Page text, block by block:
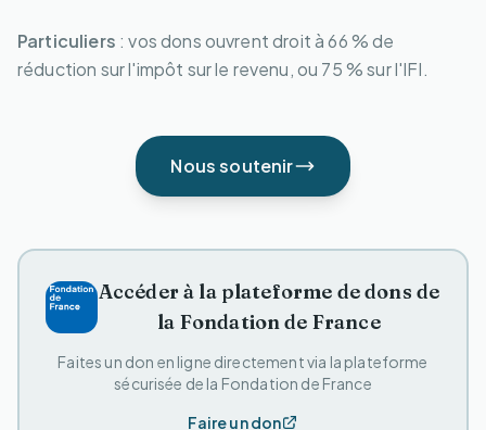
Particuliers : vos dons ouvrent droit à 66 % de
réduction sur l'impôt sur le revenu, ou 75 % sur l'IFI.
Nous soutenir
Accéder à la plateforme de dons de
la Fondation de France
Faites un don en ligne directement via la plateforme
sécurisée de la Fondation de France
Faire un don